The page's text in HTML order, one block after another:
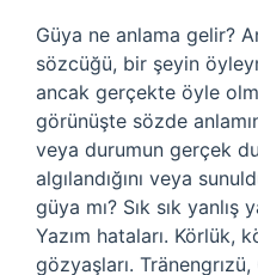
Güya ne anlama gelir?
sözcüğü, bir şeyin
ancak gerçekte öyle
görünüşte sözde
veya durumun gerçek
algılandığını veya
güya mı? Sık sık yanlış
Yazım hataları. Körlük,
gözyaşları.